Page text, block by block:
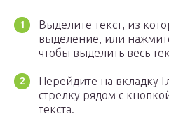
Выделите текст, из
выделение, или
чтобы выделить весь
Перейдите на вкладку
стрелку рядом с
текста.